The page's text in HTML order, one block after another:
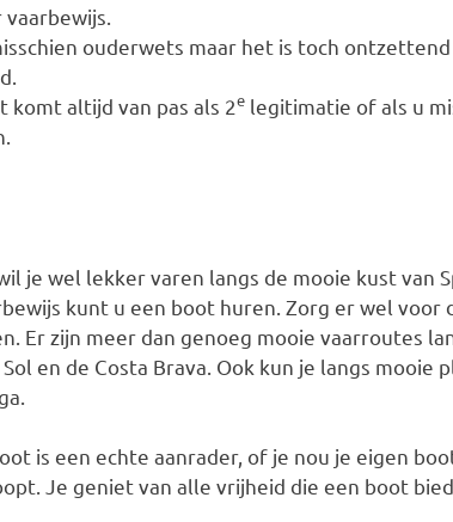
ouderwets maar het is toch
komt altijd van pas als 2e legitimatie of als u
je wel lekker varen langs de mooie kust van
kunt u een boot huren. Zorg er wel voor
Er zijn meer dan genoeg mooie vaarroutes
en de Costa Brava. Ook kun je langs mooie
is een echte aanrader, of je nou je eigen
Je geniet van alle vrijheid die een boot